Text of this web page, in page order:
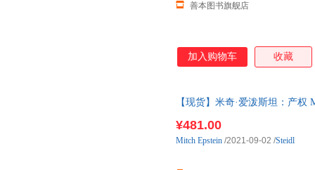
善本图书旗舰店
加入购物车 收藏
【现货】米奇·爱泼斯坦：产权
¥481.00
Mitch Epstein /2021-09-02 /Steidl